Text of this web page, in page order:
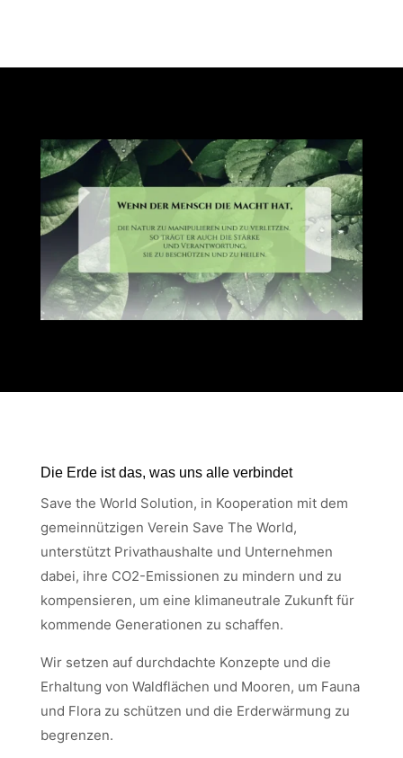
Die Erde ist das, was uns alle verbindet
Save the World Solution, in Kooperation mit dem
gemeinnützigen Verein Save The World,
unterstützt Privathaushalte und Unternehmen
dabei, ihre CO2-Emissionen zu mindern und zu
kompensieren, um eine klimaneutrale Zukunft für
kommende Generationen zu schaffen.
Wir setzen auf durchdachte Konzepte und die
Erhaltung von Waldflächen und Mooren, um Fauna
und Flora zu schützen und die Erderwärmung zu
begrenzen.